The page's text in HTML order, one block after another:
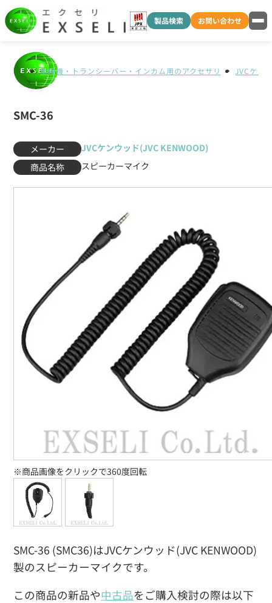
製品検索 お問い合わせ
無線機・トランシーバー・インカム用のアクセサリ JVCケン
SMC-36
メーカー
JVCケンウッド(JVC KENWOOD)
商品名称
スピーカーマイク
SMC-36 (SMC36)はJVCケンウッド(JVC KENWOOD)
製のスピーカーマイクです。
この商品の新品や中古品をご購入検討の際は以下
※商品画像をクリックで360度回転